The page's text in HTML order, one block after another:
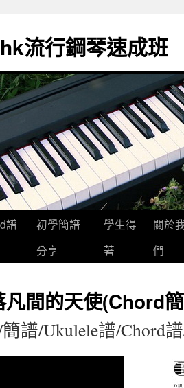
流行鋼琴速成班
譜
初學簡譜
分享
學生得
著
關於
們
凡間的天使(Chord
譜/Ukulele譜/Chord